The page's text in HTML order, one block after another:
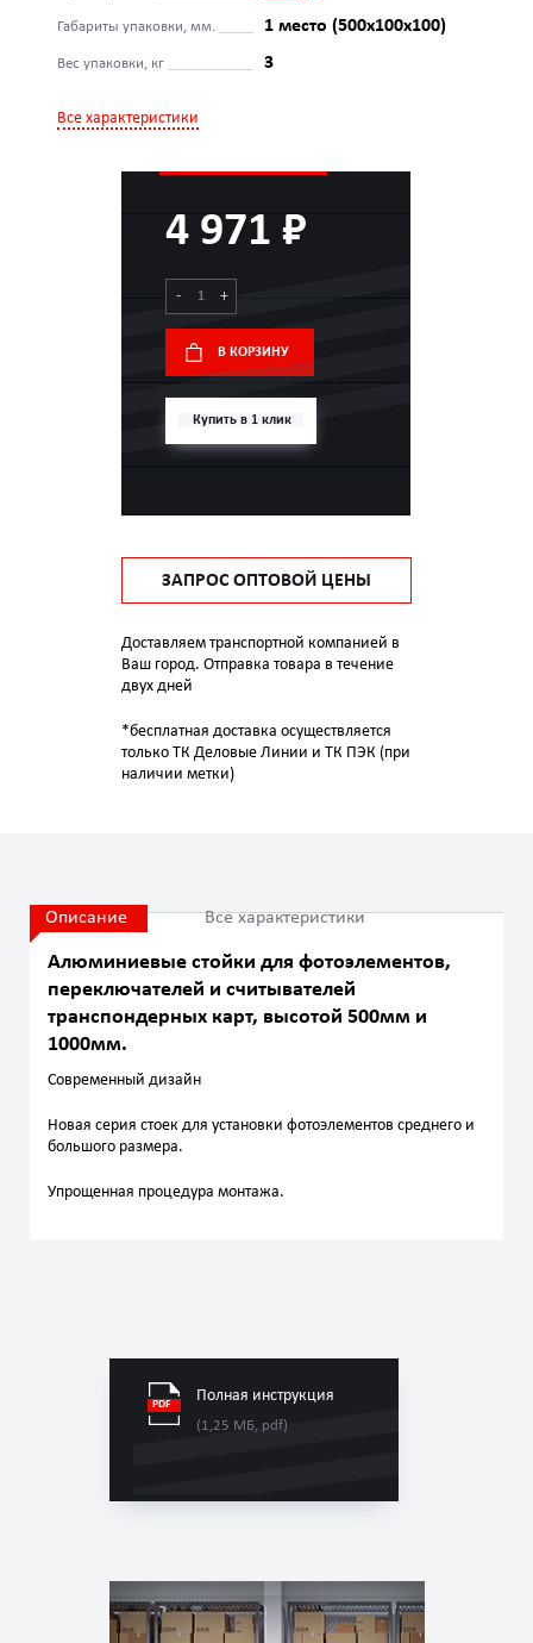
Габариты упаковки, мм. 1 место (500х100х100)
Вес упаковки, кг 3
Все характеристики
4 971 ₽
- +
В КОРЗИНУ
Купить в 1 клик
ЗАПРОС ОПТОВОЙ ЦЕНЫ
Доставляем транспортной компанией в
Ваш город. Отправка товара в течение
двух дней
*бесплатная доставка осуществляется
только ТК Деловые Линии и ТК ПЭК (при
наличии метки)
Полная инструкция
(1,25 МБ, pdf)
Описание Все характеристики
Алюминиевые стойки для фотоэлементов,
переключателей и считывателей
транспондерных карт, высотой 500мм и
1000мм.
Современный дизайн
Новая серия стоек для установки фотоэлементов среднего и
большого размера.
Упрощенная процедура монтажа.